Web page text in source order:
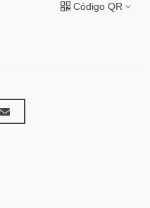
Código QR